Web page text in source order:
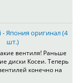
- Япония оригинал (4
шт.)
вентиля! Раньше
диски Косеи. Теперь
конечно на